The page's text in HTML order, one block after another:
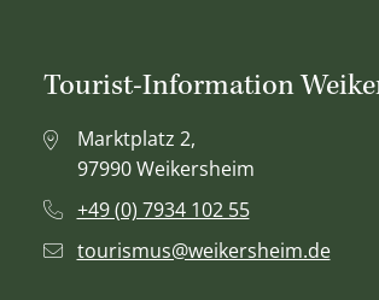
Tourist-Information
Marktplatz 2,
97990 Weikersheim
+49 (0) 7934 102 55
tourismus@weikersheim.de